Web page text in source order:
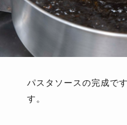
パスタソースの完成で
す。